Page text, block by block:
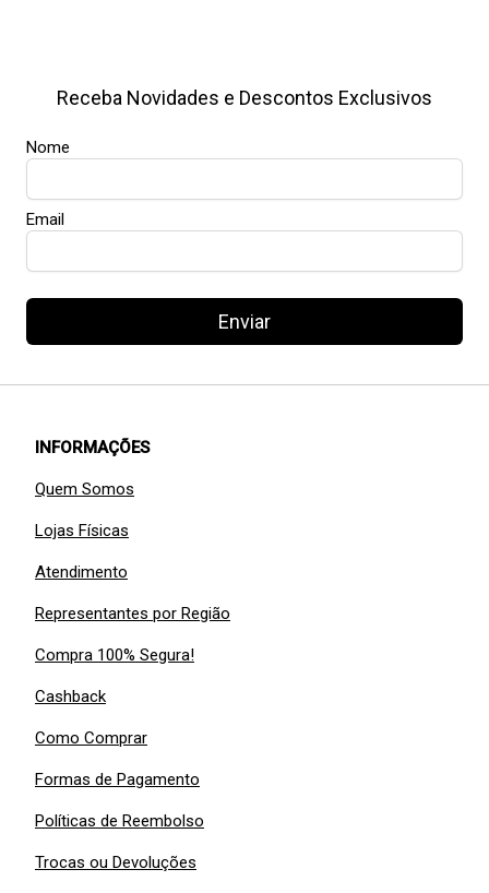
Receba Novidades e Descontos Exclusivos
Nome
Email
Enviar
INFORMAÇÕES
Quem Somos
Lojas Físicas
Atendimento
Representantes por Região
Compra 100% Segura!
Cashback
Como Comprar
Formas de Pagamento
Políticas de Reembolso
Trocas ou Devoluções